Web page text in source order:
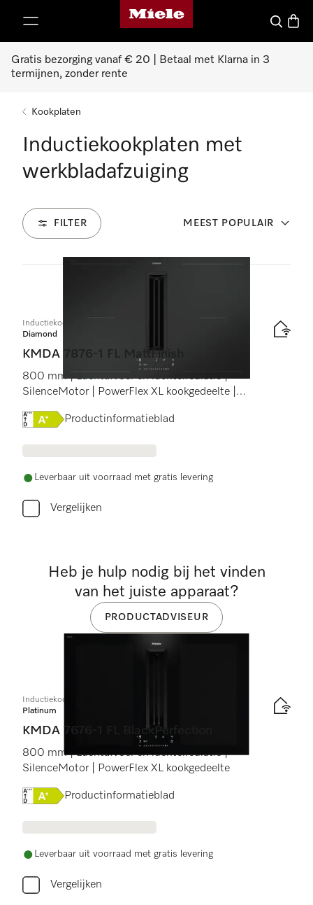
Homepage van Miele
Wat zoek
Gratis bezorging vanaf € 20 | Betaal met Klarna in 3
termijnen, zonder rente
Kookplaten
Inductiekookplaten met
werkbladafzuiging
FILTER MEEST POPULAIR
Inductiekookplaat met afzuiging
Diamond
KMDA 7876-1 FL MattFinish
800 mm | Luchtafvoer en luchtcirculatie |
SilenceMotor | PowerFlex XL kookgedeelte |
Online Label Flag, Energielabel
Productinformatieblad
Leverbaar uit voorraad met gratis levering
Vergelijken
Inductiekookplaat met afzuiging
Platinum
KMDA 7676-1 FL BlackPerfection
800 mm | Luchtafvoer en luchtcirculatie |
SilenceMotor | PowerFlex XL kookgedeelte
Online Label Flag, Energielabel
Productinformatieblad
Leverbaar uit voorraad met gratis levering
Vergelijken
Heb je hulp nodig bij het vinden
van het juiste apparaat?
PRODUCTADVISEUR